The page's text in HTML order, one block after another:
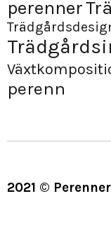
perenner
perenn
2021 ©